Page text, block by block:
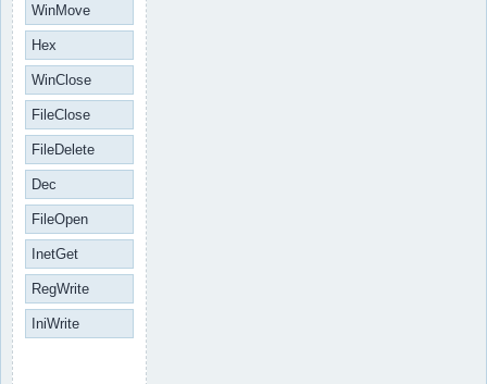
WinMove
Hex
WinClose
FileClose
FileDelete
Dec
FileOpen
InetGet
RegWrite
IniWrite